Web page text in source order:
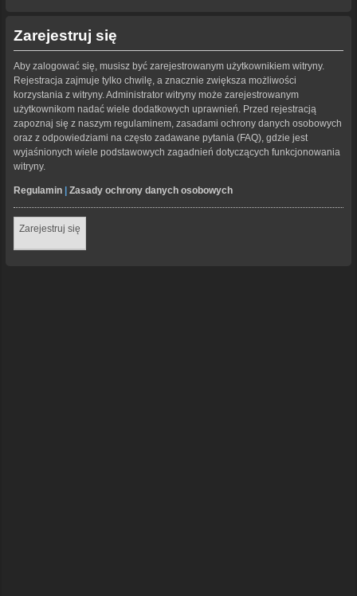
Zarejestruj się
Aby zalogować się, musisz być zarejestrowanym użytkownikiem witryny.
Rejestracja zajmuje tylko chwilę, a znacznie zwiększa możliwości
korzystania z witryny. Administrator witryny może zarejestrowanym
użytkownikom nadać wiele dodatkowych uprawnień. Przed rejestracją
zapoznaj się z naszym regulaminem, zasadami ochrony danych osobowych
oraz z odpowiedziami na często zadawane pytania (FAQ), gdzie jest
wyjaśnionych wiele podstawowych zagadnień dotyczących funkcjonowania
witryny.
Regulamin | Zasady ochrony danych osobowych
Zarejestruj się